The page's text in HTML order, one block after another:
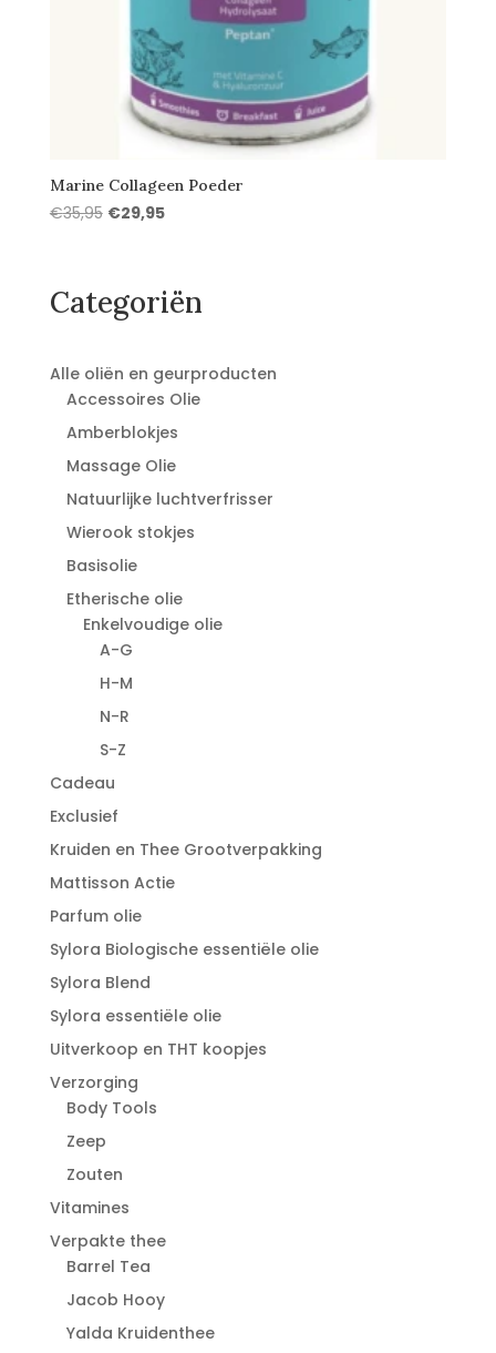
Marine Collageen Poeder
€35,95 Oorspronkelijke
€29,95Huidige
€29,95.
Categoriën
Alle oliën en geurproducten
Accessoires Olie
Amberblokjes
Massage Olie
Natuurlijke luchtverfrisser
Wierook stokjes
Basisolie
Etherische olie
Enkelvoudige olie
A-G
H-M
N-R
S-Z
Cadeau
Exclusief
Kruiden en Thee Grootverpakking
Mattisson Actie
Parfum olie
Sylora Biologische essentiële olie
Sylora Blend
Sylora essentiële olie
Uitverkoop en THT koopjes
Verzorging
Body Tools
Zeep
Zouten
Vitamines
Verpakte thee
Barrel Tea
Jacob Hooy
Yalda Kruidenthee